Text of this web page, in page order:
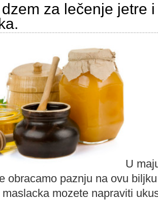
za lečenje jetre
U
obracamo paznju na ovu
maslacka mozete napraviti